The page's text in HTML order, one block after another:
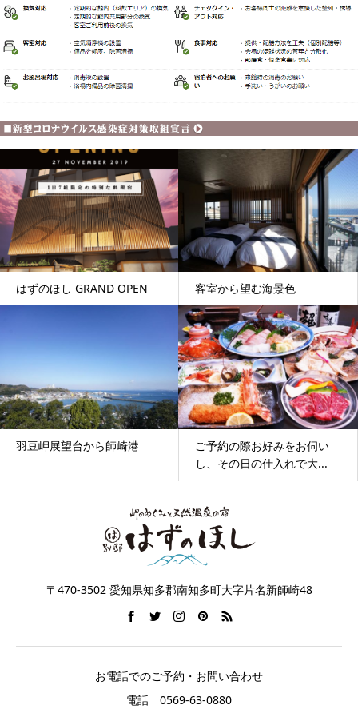
はずのほし GRAND OPEN 客室から望む海景色
羽豆岬展望台から師崎港
ご予約の際お好みをお伺い
し、その日の仕入れで大...
〒470-3502 愛知県知多郡南知多町大字片名新師崎48
お電話でのご予約・お問い合わせ
電話 0569-63-0880